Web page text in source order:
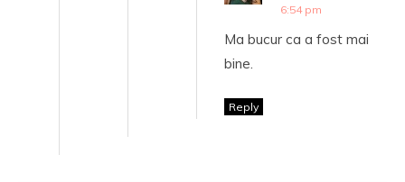
6:54 pm
Ma bucur ca a fost mai
bine.
Reply